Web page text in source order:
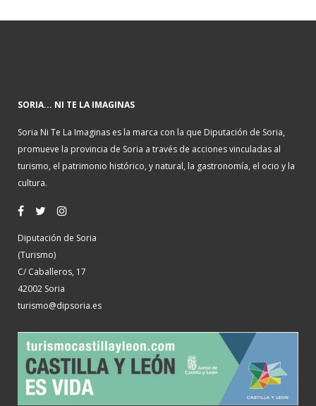
SORIA... NI TE LA IMAGINAS
Soria Ni Te La Imaginas es la marca con la que Diputación de Soria,
promueve la provincia de Soria a través de acciones vinculadas al
turismo, el patrimonio histórico, y natural, la gastronomía, el ocio y la
cultura.
Diputación de Soria
(Turismo)
C/ Caballeros, 17
42002 Soria
turismo@dipsoria.es